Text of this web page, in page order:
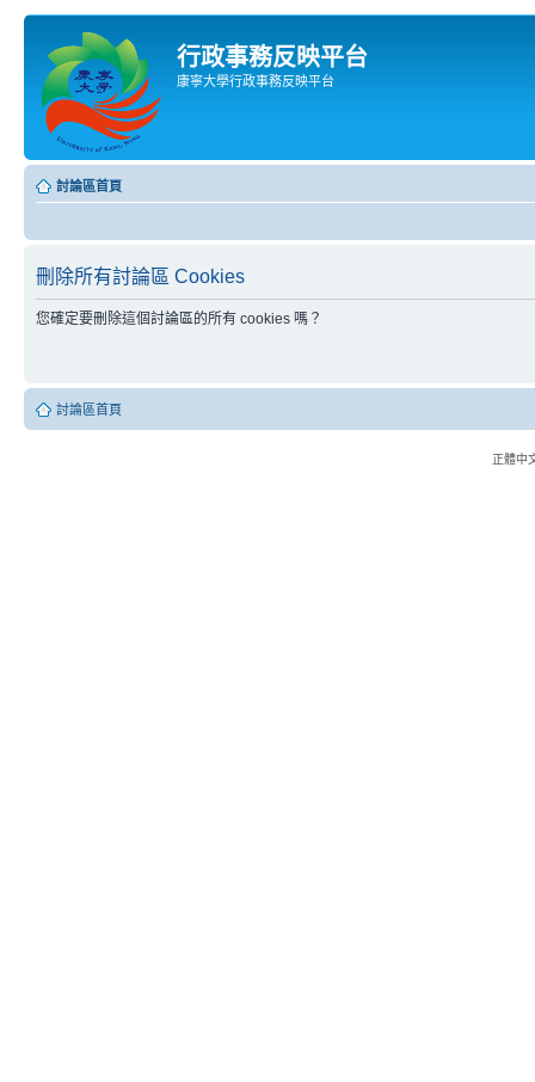
行政事務反映平台
康寧大學行政事務反映平台
討論區首頁
刪除所有討論區 Cookies
您確定要刪除這個討論區的所有 cookies 嗎？
討論區首頁
正體中